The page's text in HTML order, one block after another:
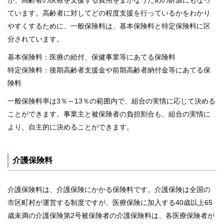
ています。高齢者に対してどの程度支援を行っているかをわかり
やすくするために、一般保険料は、基本保険料と特定保険料に区
分されています。
基本保険料：医療の給付、保健事業等にあてる保険料
特定保険料：後期高齢者支援金や前期高齢者納付金等にあてる保
険料
一般保険料率は3％～13％の範囲内で、組合の実情に応じて決める
ことができます。事業主と被保険者の負担割合も、組合の実情に
より、自主的に決めることができます。
介護保険料
介護保険料は、介護保険にかかる保険料です。介護保険は全国の
市区町村が運営する制度ですが、医療保険に加入する40歳以上65
歳未満の介護保険第2号被保険者の介護保険料は、各医療保険者が